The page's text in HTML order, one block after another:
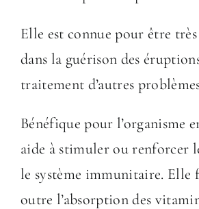
Elle est connue pour être
dans la guérison des
traitement d’autres
Bénéfique pour l’organisme
aide à stimuler ou renforcer
le système immunitaire. Elle
outre l’absorption des